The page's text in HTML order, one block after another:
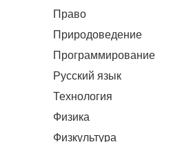
Право
Природоведение
Программирование
Русский язык
Технология
Физика
Физкультура